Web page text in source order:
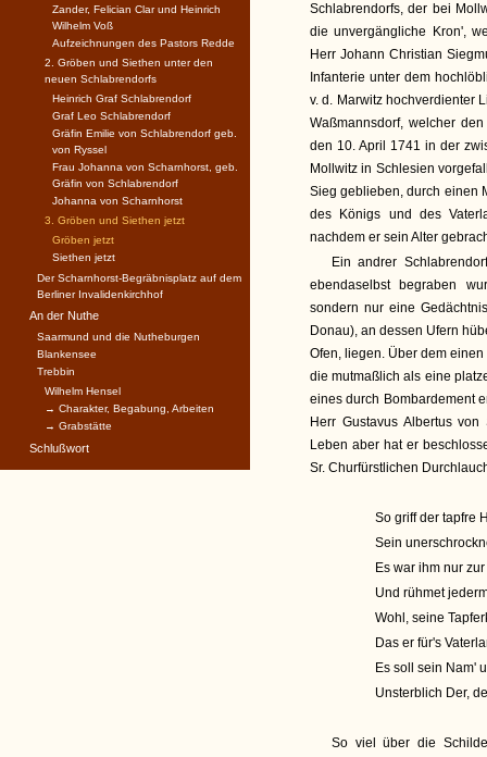
Schlabrendorfs, der bei
die unvergängliche Kron',
Herr Johann Christian
Infanterie unter dem
v. d. Marwitz hochverdienter
Waßmannsdorf, welcher
den 10. April 1741 in der
Mollwitz in Schlesien
Sieg geblieben, durch einen
des Königs und des
nachdem er sein Alter
Ein andrer
ebendaselbst begraben
sondern nur eine
Donau), an dessen Ufern
Ofen, liegen. Über dem
die mutmaßlich als eine
eines durch Bombardement
Herr Gustavus Albertus
Leben aber hat er
Sr. Churfürstlichen
So griff der tapfre
Sein
Es war ihm nur
Und rühmet
Wohl, seine
Das er für's
Es soll sein Nam'
Unsterblich Der,
So viel über die
Zander, Felician Clar und Heinrich
Wilhelm Voß
Aufzeichnungen des Pastors Redde
2. Gröben und Siethen unter den
neuen Schlabrendorfs
Heinrich Graf Schlabrendorf
Graf Leo Schlabrendorf
Gräfin Emilie von Schlabrendorf geb.
von Ryssel
Frau Johanna von Scharnhorst, geb.
Gräfin von Schlabrendorf
Johanna von Scharnhorst
3. Gröben und Siethen jetzt
Gröben jetzt
Siethen jetzt
Der Scharnhorst-Begräbnisplatz auf dem
Berliner Invalidenkirchhof
An der Nuthe
Saarmund und die Nutheburgen
Blankensee
Trebbin
Wilhelm Hensel
→ Charakter, Begabung, Arbeiten
→ Grabstätte
Schlußwort